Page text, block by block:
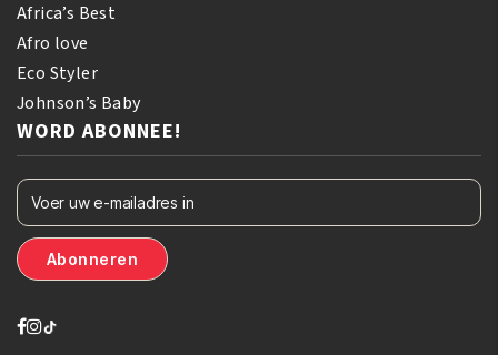
Africa’s Best
Afro love
Eco Styler
Johnson’s Baby
WORD ABONNEE!